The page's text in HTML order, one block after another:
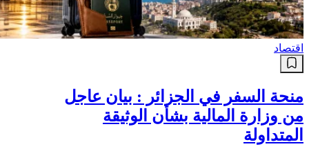
اقتصاد
منحة السفر في الجزائر : بيان عاجل
من وزارة المالية بشأن الوثيقة
المتداولة